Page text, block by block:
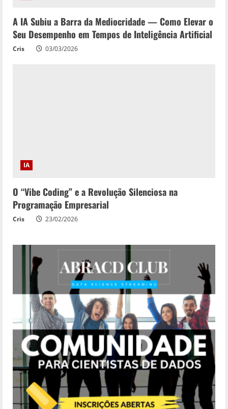
A IA Subiu a Barra da Mediocridade — Como Elevar o
Seu Desempenho em Tempos de Inteligência Artificial
Cris 03/03/2026
IA
O “Vibe Coding” e a Revolução Silenciosa na
Programação Empresarial
Cris 23/02/2026